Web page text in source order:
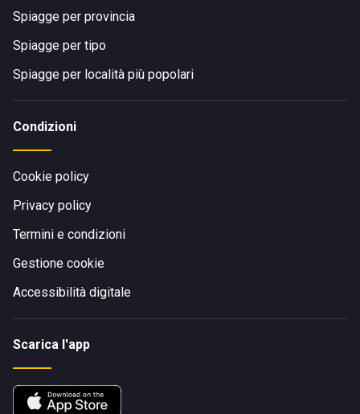
Spiagge per provincia
Spiagge per tipo
Spiagge per località più popolari
Condizioni
Cookie policy
Privacy policy
Termini e condizioni
Gestione cookie
Accessibilità digitale
Scarica l'app